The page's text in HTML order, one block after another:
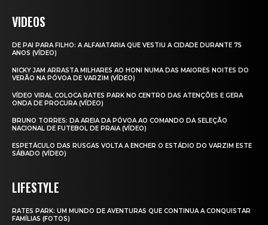
VIDEOS
DE PAI PARA FILHO: A ALFAIATARIA QUE VESTIU A CIDADE DURANTE 75
ANOS (VÍDEO)
NICKY JAM ARRASTA MILHARES AO HONI NUMA DAS MAIORES NOITES DO
VERÃO NA PÓVOA DE VARZIM (VÍDEO)
VÍDEO VIRAL COLOCA RATES PARK NO CENTRO DAS ATENÇÕES E GERA
ONDA DE PROCURA (VÍDEO)
BRUNO TORRES: DA AREIA DA PÓVOA AO COMANDO DA SELEÇÃO
NACIONAL DE FUTEBOL DE PRAIA (VÍDEO)
ESPETÁCULO DAS RUSGAS VOLTA A ENCHER O ESTÁDIO DO VARZIM ESTE
SÁBADO (VÍDEO)
LIFESTYLE
RATES PARK: UM MUNDO DE AVENTURAS QUE CONTINUA A CONQUISTAR
FAMÍLIAS (FOTOS)